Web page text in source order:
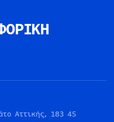
Αττικής, 183 45